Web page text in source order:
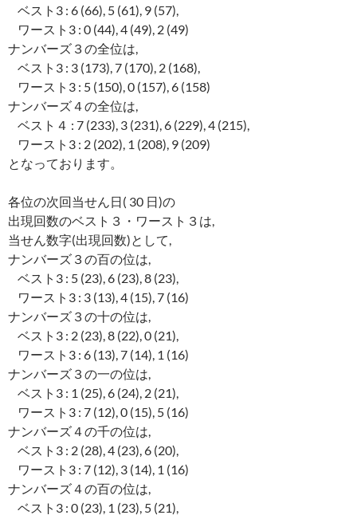
ベスト3 : 6 (66), 5 (61), 9 (57),
ワースト3 : 0 (44), 4 (49), 2 (49)
ナンバーズ３の全位は,
ベスト3 : 3 (173), 7 (170), 2 (168),
ワースト3 : 5 (150), 0 (157), 6 (158)
ナンバーズ４の全位は,
ベスト４ : 7 (233), 3 (231), 6 (229), 4 (215),
ワースト3 : 2 (202), 1 (208), 9 (209)
となっております。
各位の次回当せん日( 30 日)の
出現回数のベスト３・ワースト３は,
当せん数字(出現回数)として,
ナンバーズ３の百の位は,
ベスト3 : 5 (23), 6 (23), 8 (23),
ワースト3 : 3 (13), 4 (15), 7 (16)
ナンバーズ３の十の位は,
ベスト3 : 2 (23), 8 (22), 0 (21),
ワースト3 : 6 (13), 7 (14), 1 (16)
ナンバーズ３の一の位は,
ベスト3 : 1 (25), 6 (24), 2 (21),
ワースト3 : 7 (12), 0 (15), 5 (16)
ナンバーズ４の千の位は,
ベスト3 : 2 (28), 4 (23), 6 (20),
ワースト3 : 7 (12), 3 (14), 1 (16)
ナンバーズ４の百の位は,
ベスト3 : 0 (23), 1 (23), 5 (21),